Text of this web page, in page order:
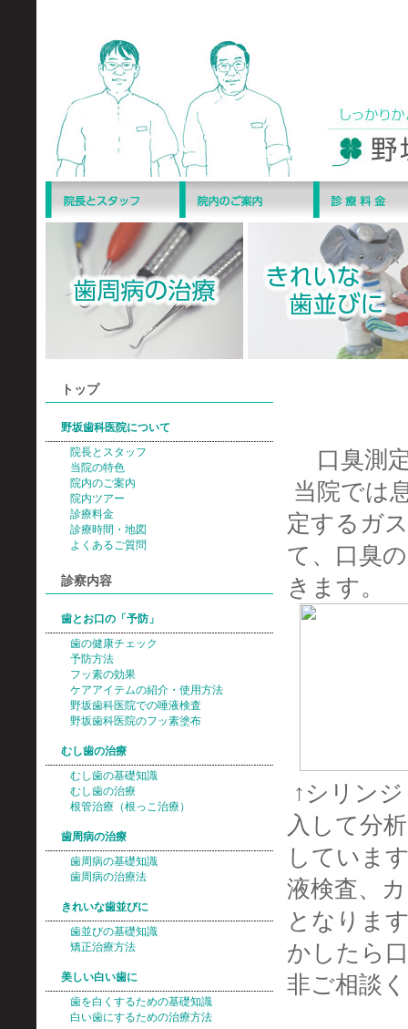
トップ
野坂歯科医院について
院長とスタッフ
当院の特色
院内のご案内
院内ツアー
診療料金
診療時間・地図
よくあるご質問
診察内容
歯とお口の「予防」
歯の健康チェック
予防方法
フッ素の効果
ケアアイテムの紹介・使用方法
野坂歯科医院での唾液検査
野坂歯科医院のフッ素塗布
むし歯の治療
むし歯の基礎知識
むし歯の治療
根管治療（根っこ治療）
歯周病の治療
歯周病の基礎知識
歯周病の治療法
きれいな歯並びに
歯並びの基礎知識
矯正治療方法
美しい白い歯に
歯を白くするための基礎知識
白い歯にするための治療方法
口臭測
当院では
定するガ
て、口臭
きます。
↑シリン
入して分
していま
液検査、
となりま
かしたら
非ご相談